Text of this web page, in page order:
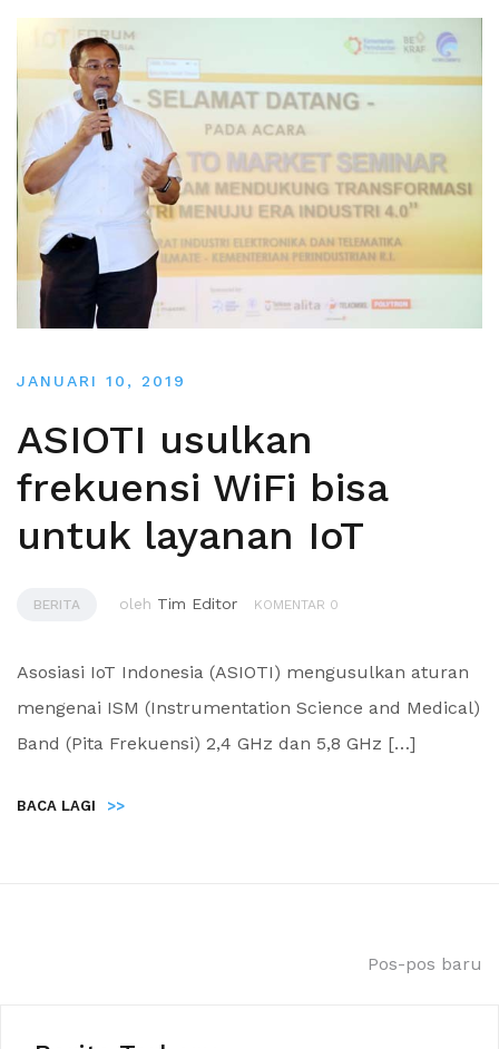
JANUARI 10, 2019
ASIOTI usulkan
frekuensi WiFi bisa
untuk layanan IoT
BERITA oleh Tim Editor KOMENTAR 0
Asosiasi IoT Indonesia (ASIOTI) mengusulkan aturan
mengenai ISM (Instrumentation Science and Medical)
Band (Pita Frekuensi) 2,4 GHz dan 5,8 GHz […]
BACA LAGI >>
Pos-pos baru